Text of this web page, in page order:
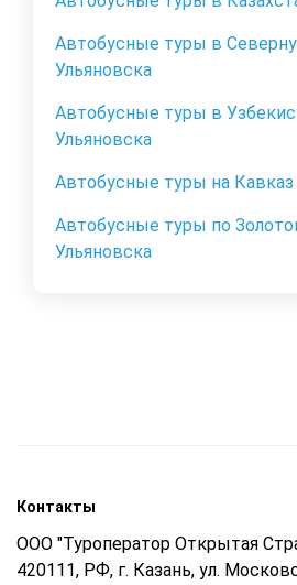
Автобусные туры в
Ульяновска
Автобусные туры в
Ульяновска
Автобусные туры на Кавказ
Автобусные туры по
Ульяновска
Контакты
ООО "Туроператор Открытая
420111, РФ, г. Казань, ул.